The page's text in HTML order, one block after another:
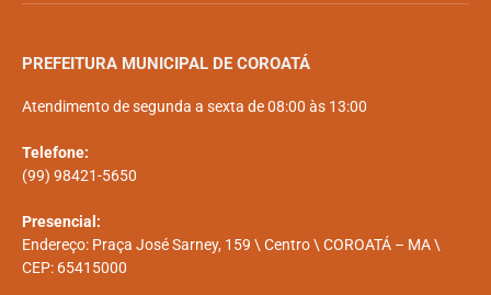
PREFEITURA MUNICIPAL DE COROATÁ
Atendimento de segunda a sexta de 08:00 às 13:00
Telefone:
(99) 98421-5650
Presencial:
Endereço: Praça José Sarney, 159 \ Centro \ COROATÁ – MA \
CEP: 65415000